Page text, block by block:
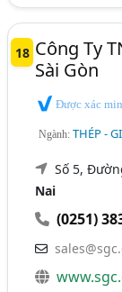
18 Công Ty
Sài Gòn
Được xác
Ngành:THÉP -
Số 5,
Nai
(0251)